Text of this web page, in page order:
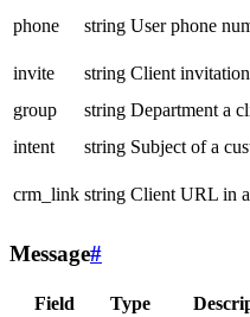
phone
string User phone
invite
string Client
group
string Department a
intent
string Subject of a
crm_link string Client URL in
Message#
Field Type